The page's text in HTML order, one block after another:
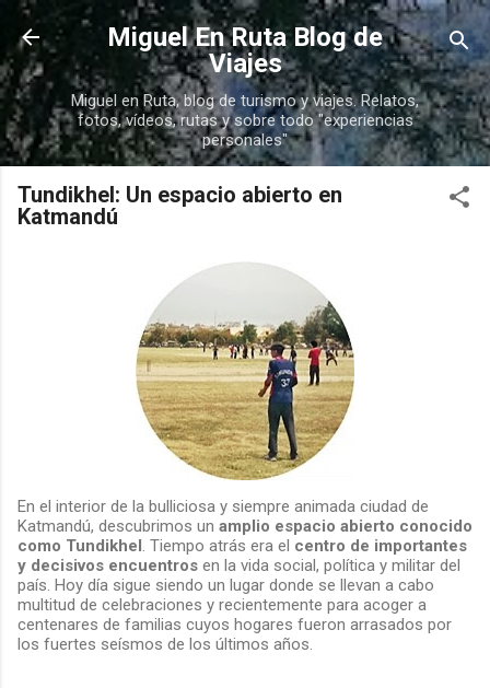
Ir al contenido principal
Miguel En Ruta Blog de
Viajes
Miguel en Ruta, blog de turismo y viajes. Relatos,
fotos, vídeos, rutas y sobre todo "experiencias
personales"
Tundikhel: Un espacio abierto en
Katmandú
En el interior de la bulliciosa y siempre animada ciudad de
Katmandú, descubrimos un amplio espacio abierto conocido
como Tundikhel . Tiempo atrás era el centro de importantes
y decisivos encuentros en la vida social, política y militar del
país. Hoy día sigue siendo un lugar donde se llevan a cabo
multitud de celebraciones y recientemente para acoger a
centenares de familias cuyos hogares fueron arrasados por
los fuertes seísmos de los últimos años.